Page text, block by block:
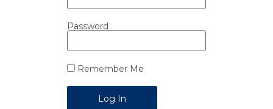
Password
Remember Me